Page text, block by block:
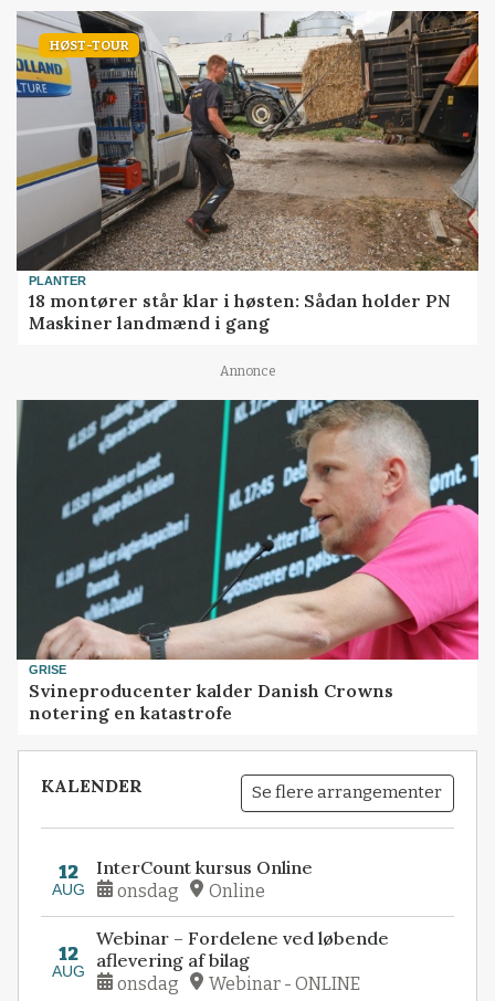
HØST-TOUR
PLANTER
18 montører står klar i høsten: Sådan holder PN
Maskiner landmænd i gang
Annonce
GRISE
Svineproducenter kalder Danish Crowns
notering en katastrofe
KALENDER Se flere arrangementer
12
AUG
InterCount kursus Online
onsdag Online
12
AUG
Webinar – Fordelene ved løbende
aflevering af bilag
onsdag Webinar - ONLINE